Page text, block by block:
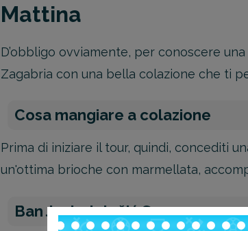
Mattina
D’obbligo ovviamente, per conoscere
Zagabria con una bella colazione che ti
Cosa mangiare a colazione
Prima di iniziare il tour, quindi, concediti
un'ottima brioche con marmellata,
Ban Josip Jelačić Square